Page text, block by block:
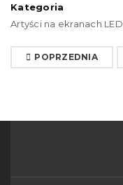
Kategoria
Artyści na ekranach LED
POPRZEDNIA